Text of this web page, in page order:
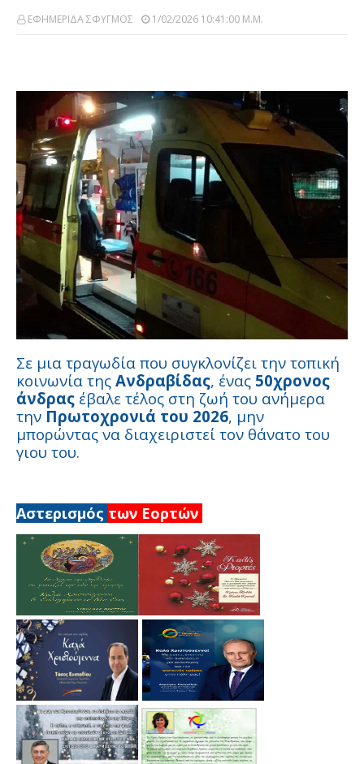
ΕΦΗΜΕΡΙΔΑ ΣΦΥΓΜΟΣ 1/02/2026 10:41:00 Μ.μ.
Σε μια τραγωδία που συγκλονίζει την τοπική
κοινωνία της Ανδραβίδας, ένας 50χρονος
άνδρας έβαλε τέλος στη ζωή του ανήμερα
την Πρωτοχρονιά του 2026, μην
μπορώντας να διαχειριστεί τον θάνατο του
γιου του.
Αστερισμός των Εορτών